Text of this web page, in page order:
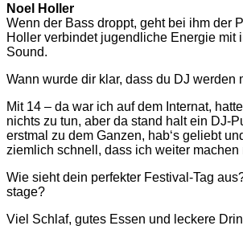
Noel Holler
Wenn der Bass droppt, geht bei ihm der
Holler verbindet jugendliche Energie mit
Sound.
Wann wurde dir klar, dass du DJ werden
Mit 14 – da war ich auf dem Internat,
nichts zu tun, aber da stand halt ein DJ-
erstmal zu dem Ganzen, hab‘s geliebt
ziemlich schnell, dass ich weiter machen
Wie sieht dein perfekter Festival-Tag
stage?
Viel Schlaf, gutes Essen und leckere